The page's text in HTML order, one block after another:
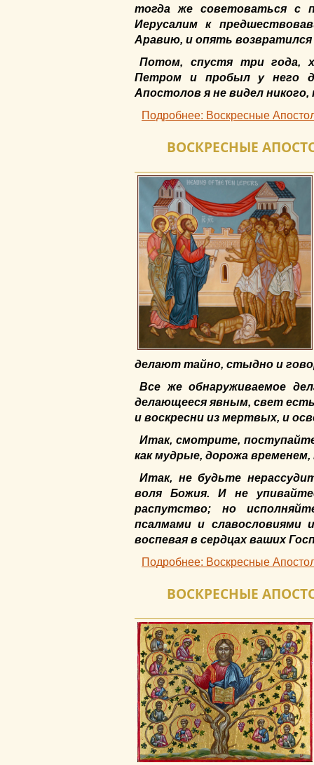
тогда же советоваться
Иерусалим к
Аравию, и опять возвратился
Потом, спустя три года,
Петром и пробыл у него
Апостолов я не видел
Подробнее: Воскресные
ВОСКРЕСНЫЕ
делают тайно, стыдно и
Все же обнаруживаемое
делающееся явным, свет
и воскресни из мертвых, и
Итак, смотрите,
как мудрые, дорожа
Итак, не будьте
воля Божия. И не
распутство; но
псалмами и славословиями
воспевая в сердцах ваших
Подробнее: Воскресные
ВОСКРЕСНЫЕ